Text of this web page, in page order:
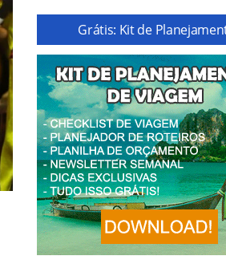
Grátis: Kit de